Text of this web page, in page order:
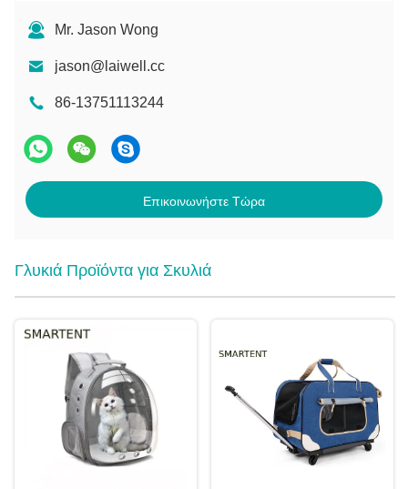
Mr. Jason Wong
jason@laiwell.cc
86-13751113244
Επικοινωνήστε Τώρα
Γλυκιά Προϊόντα για Σκυλιά